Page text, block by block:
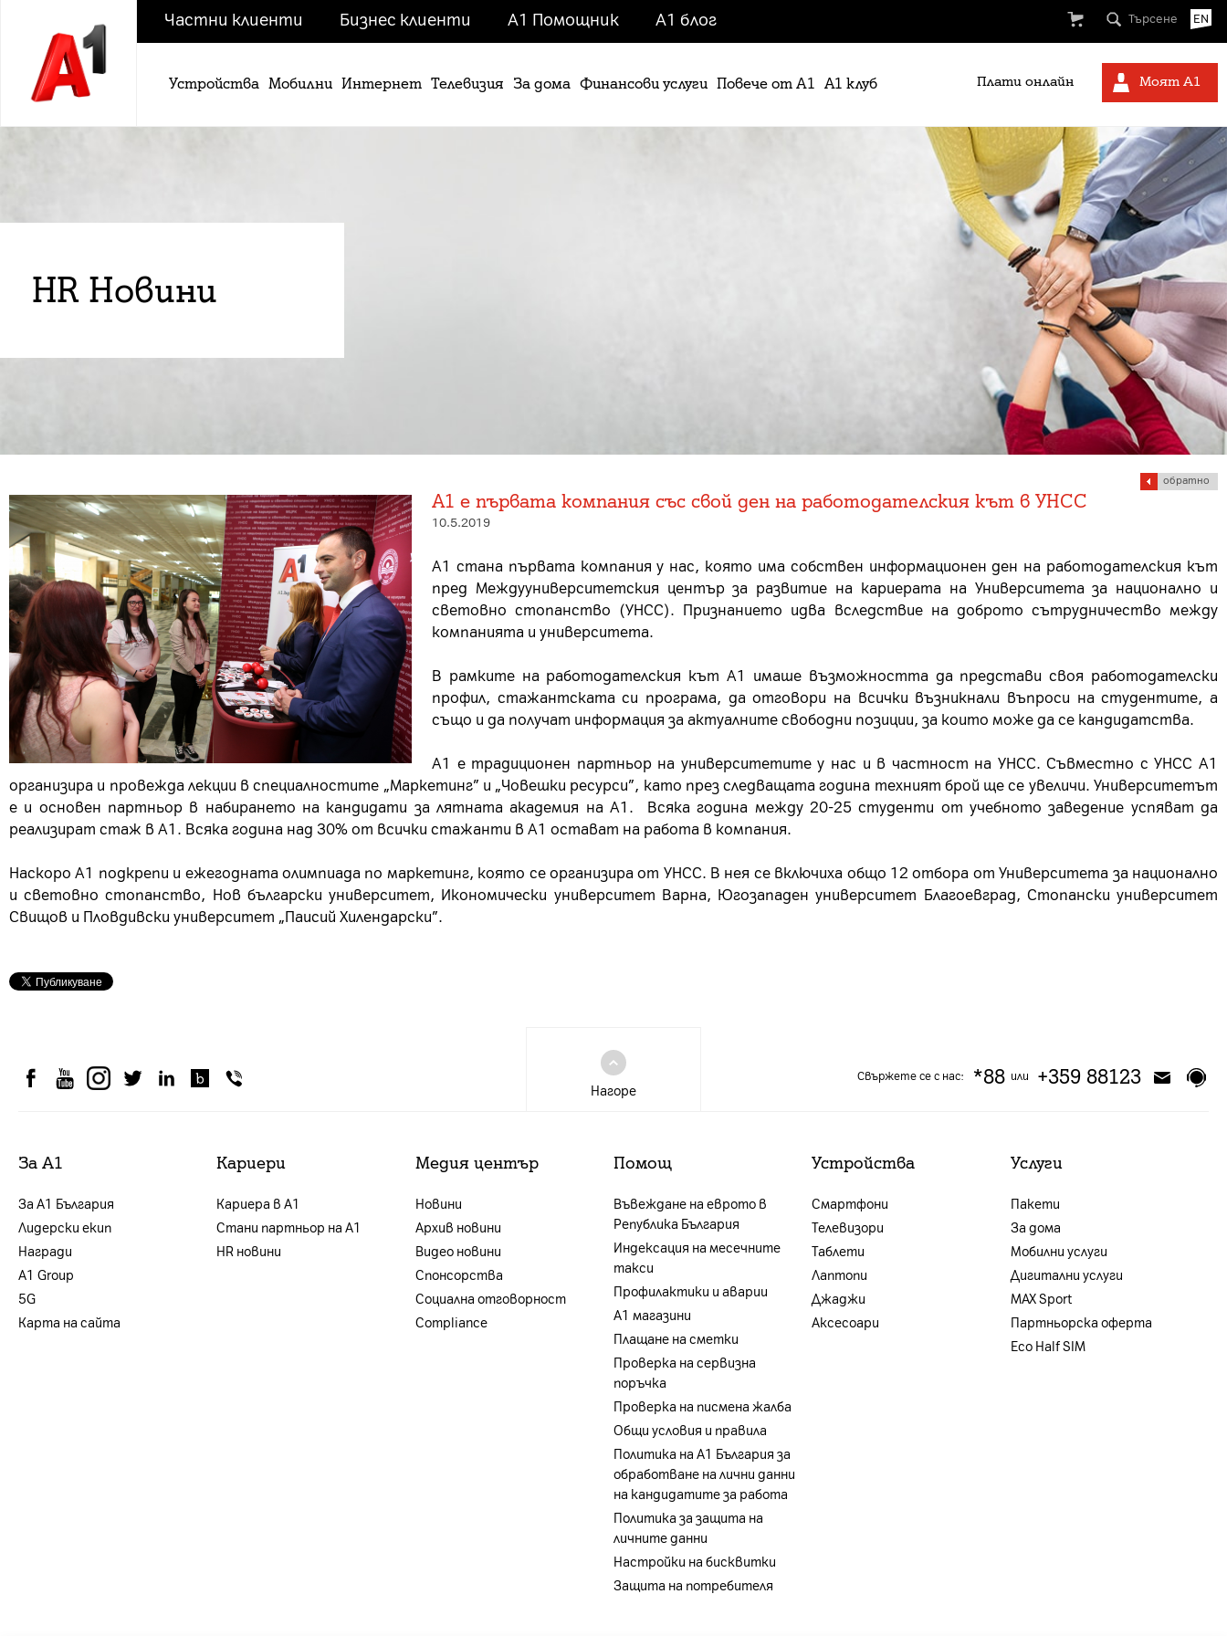
Частни клиенти Бизнес клиенти A1 Помощник A1 блог Търсене EN
Устройства Мобилни Интернет Телевизия За дома Финансови услуги Повече от А1 A1 клуб Плати онлайн Моят А1
HR Новини
обратно
А1 е първата компания със свой ден на работодателския кът в УНСС
10.5.2019
А1 стана първата компания у нас, която има собствен информационен ден на работодателския кът
пред Междууниверситетския център за развитие на кариерата на Университета за национално и
световно стопанство (УНСС). Признанието идва вследствие на доброто сътрудничество между
компанията и университета.
В рамките на работодателския кът А1 имаше възможността да представи своя работодателски
профил, стажантската си програма, да отговори на всички възникнали въпроси на студентите, а
също и да получат информация за актуалните свободни позиции, за които може да се кандидатства.
А1 е традиционен партньор на университетите у нас и в частност на УНСС. Съвместно с УНСС А1
организира и провежда лекции в специалностите „Маркетинг” и „Човешки ресурси”, като през следващата година техният брой ще се увеличи. Университетът
е и основен партньор в набирането на кандидати за лятната академия на А1. Всяка година между 20-25 студенти от учебното заведение успяват да
реализират стаж в А1. Всяка година над 30% от всички стажанти в А1 остават на работа в компания.
Наскоро А1 подкрепи и ежегодната олимпиада по маркетинг, която се организира от УНСС. В нея се включиха общо 12 отбора от Университета за национално
и световно стопанство, Нов български университет, Икономически университет Варна, Югозападен университет Благоевград, Стопански университет
Свищов и Пловдивски университет „Паисий Хилендарски”.
Нагоре
Свържете се с нас: *88 или +359 88123
За А1
За А1 България
Лидерски екип
Награди
А1 Group
5G
Карта на сайта
Кариери
Кариера в А1
Стани партньор на А1
HR новини
Медия център
Новини
Архив новини
Видео новини
Спонсорства
Социална отговорност
Compliance
Помощ
Въвеждане на еврото в
Република България
Индексация на месечните
такси
Профилактики и аварии
А1 магазини
Плащане на сметки
Проверка на сервизна
поръчка
Проверка на писмена жалба
Общи условия и правила
Политика на A1 България за
обработване на лични данни
на кандидатите за работа
Политика за защита на
личните данни
Настройки на бисквитки
Защита на потребителя
Устройства
Смартфони
Телевизори
Таблети
Лаптопи
Джаджи
Аксесоари
Услуги
Пакети
За дома
Мобилни услуги
Дигитални услуги
MAX Sport
Партньорска оферта
Eco Half SIM